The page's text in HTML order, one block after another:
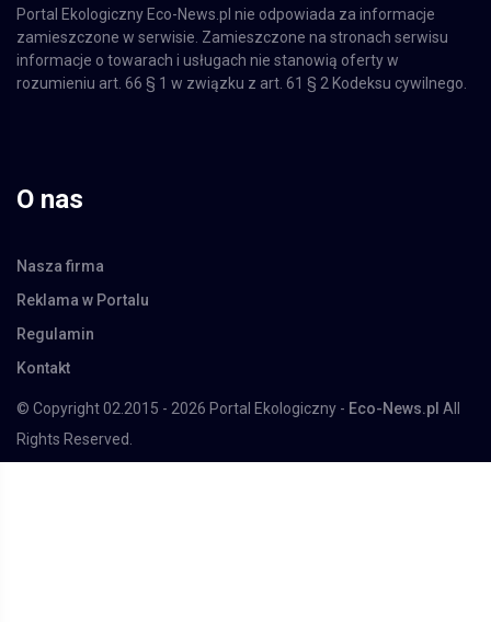
Portal Ekologiczny Eco-News.pl nie odpowiada za informacje
zamieszczone w serwisie. Zamieszczone na stronach serwisu
informacje o towarach i usługach nie stanowią oferty w
rozumieniu art. 66 § 1 w związku z art. 61 § 2 Kodeksu cywilnego.
O nas
Nasza firma
Reklama w Portalu
Regulamin
Kontakt
© Copyright 02.2015 - 2026 Portal Ekologiczny - Eco-News.pl All
Rights Reserved.